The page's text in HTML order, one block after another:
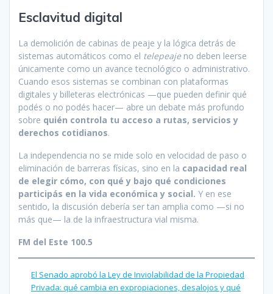
Esclavitud digital
La demolición de cabinas de peaje y la lógica detrás de
sistemas automáticos como el telepeajeno deben leerse
únicamente como un avance tecnológico o administrativo.
Cuando esos sistemas se combinan con plataformas
digitales y billeteras electrónicas —que pueden definir qué
podés o no podés hacer— abre un debate más profundo
sobre quién controla tu acceso a rutas, servicios y
derechos cotidianos.
La independencia no se mide solo en velocidad de paso o
eliminación de barreras físicas, sino en la capacidad real
de elegir cómo, con qué y bajo qué condiciones
participás en la vida económica y social. Y en ese
sentido, la discusión debería ser tan amplia como —si no
más que— la de la infraestructura vial misma.
FM del Este 100.5
El Senado aprobó la Ley de Inviolabilidad de la Propiedad
Privada: qué cambia en expropiaciones, desalojos y qué